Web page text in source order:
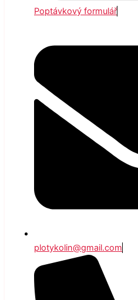
Poptávkový formulář
plotykolin@gmail.com